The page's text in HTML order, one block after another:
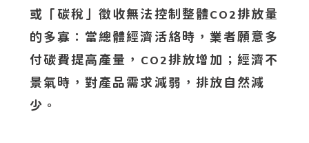
或「碳稅」徵收無法控制整體CO2排放量
的多寡：當總體經濟活絡時，業者願意多
付碳費提高產量， CO2排放增加；經濟不
景氣時，對產品需求減弱，排放自然減
少。